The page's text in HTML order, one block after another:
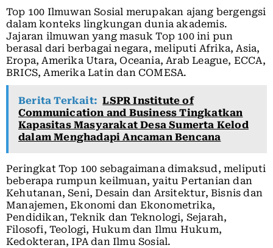
Top 100 Ilmuwan Sosial merupakan ajang bergengsi
dalam konteks lingkungan dunia akademis.
Jajaran ilmuwan yang masuk Top 100 ini pun
berasal dari berbagai negara, meliputi Afrika, Asia,
Eropa, Amerika Utara, Oceania, Arab League, ECCA,
BRICS, Amerika Latin dan COMESA.
Berita Terkait: LSPR Institute of
Communication and Business Tingkatkan
Kapasitas Masyarakat Desa Sumerta Kelod
dalam Menghadapi Ancaman Bencana
Peringkat Top 100 sebagaimana dimaksud, meliputi
beberapa rumpun keilmuan, yaitu Pertanian dan
Kehutanan, Seni, Desain dan Arsitektur, Bisnis dan
Manajemen, Ekonomi dan Ekonometrika,
Pendidikan, Teknik dan Teknologi, Sejarah,
Filosofi, Teologi, Hukum dan Ilmu Hukum,
Kedokteran, IPA dan Ilmu Sosial.